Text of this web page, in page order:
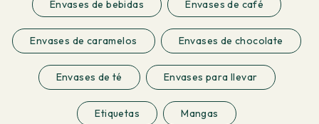
Envases de bebidas Envases de café
Envases de caramelos Envases de chocolate
Envases de té Envases para llevar
Etiquetas Mangas